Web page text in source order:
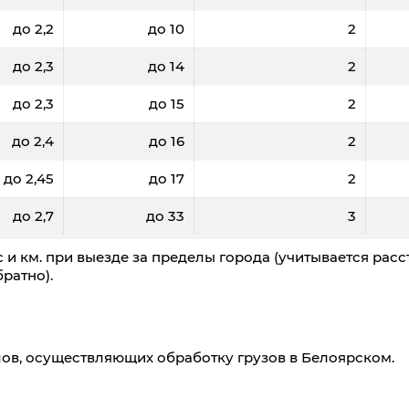
60,6
до 2,2 до 10 2
до 2,3 до 14 2
до 2,3 до 15 2
до 2,4 до 16 2
до 2,45 до 17 2
до 2,7 до 33 3
км. при выезде за пределы города (учитывается
осуществляющих обработку грузов в Белоярском.